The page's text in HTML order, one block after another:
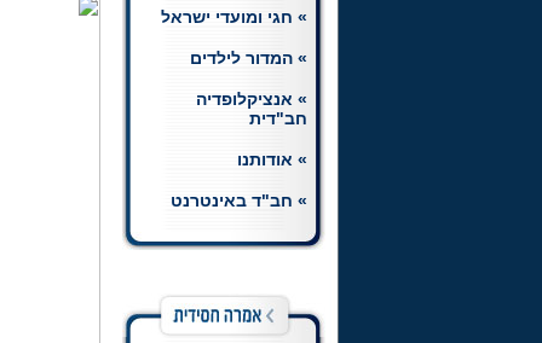
היומיים בחומש, תהלים
ברמב"ם.לכניסה למדור
» חגי ומועדי ישראל
» המדור לילדים
» אנציקלופדיה
חב"דית
» אודותנו
» חב"ד באינטרנט